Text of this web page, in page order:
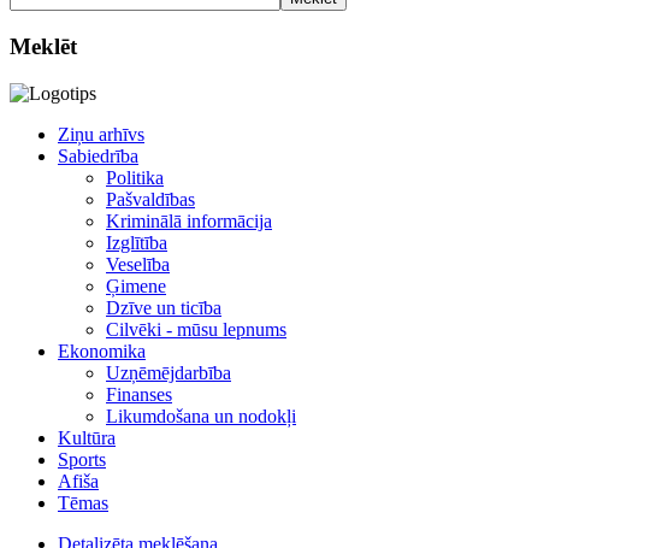
Meklēt
Ziņu arhīvs
Sabiedrība
Politika
Pašvaldības
Kriminālā informācija
Izglītība
Veselība
Ģimene
Dzīve un ticība
Cilvēki - mūsu lepnums
Ekonomika
Uzņēmējdarbība
Finanses
Likumdošana un nodokļi
Kultūra
Sports
Afiša
Tēmas
Detalizēta meklēšana